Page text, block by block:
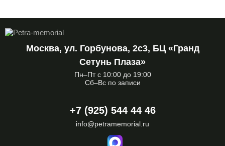
Москва, ул. Горбунова, 2с3, БЦ «Гранд
Сетунь Плаза»
Пн–Пт с 10:00 до 19:00
Сб–Вс по записи
+7 (925) 544 44 46
info@petramemorial.ru